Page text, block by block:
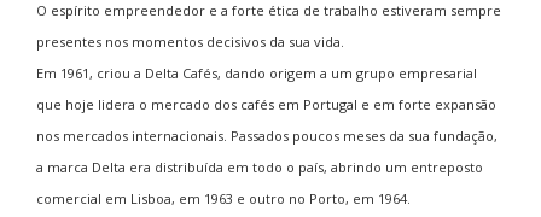
O espírito empreendedor e a forte ética de trabalho estiveram sempre
presentes nos momentos decisivos da sua vida.
Em 1961, criou a Delta Cafés, dando origem a um grupo empresarial
que hoje lidera o mercado dos cafés em Portugal e em forte expansão
nos mercados internacionais. Passados poucos meses da sua fundação,
a marca Delta era distribuída em todo o país, abrindo um entreposto
comercial em Lisboa, em 1963 e outro no Porto, em 1964.